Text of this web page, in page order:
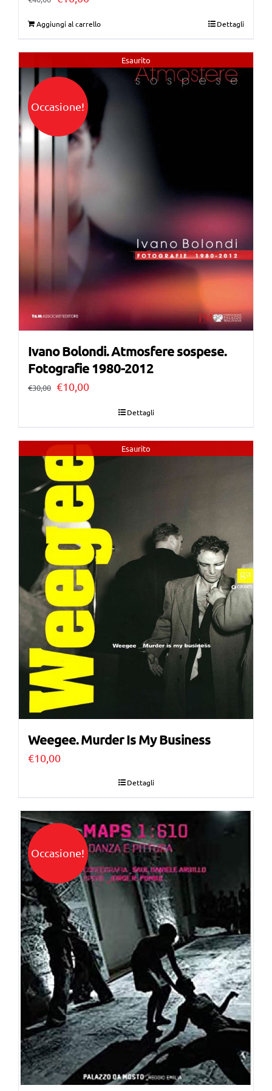
era:
€40,00.
è:
€10,00.
Aggiungi al carrello Dettagli
Esaurito
Occasione!
Ivano Bolondi. Atmosfere sospese.
Fotografie 1980-2012
€30,00 Il
era:
€30,00.
€10,00Il
è:
€10,00.
Dettagli
Esaurito
Weegee. Murder Is My Business
€10,00
Dettagli
Occasione!